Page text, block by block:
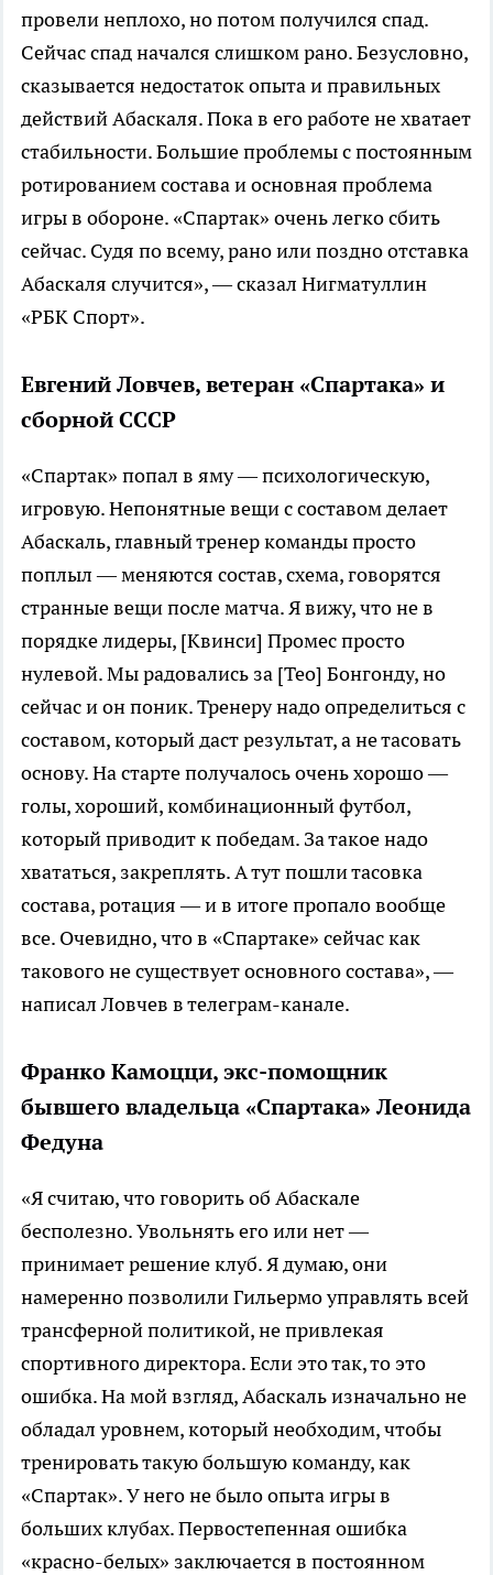
провели неплохо, но потом получился спад.
Сейчас спад начался слишком рано. Безусловно,
сказывается недостаток опыта и правильных
действий Абаскаля. Пока в его работе не хватает
стабильности. Большие проблемы с постоянным
ротированием состава и основная проблема
игры в обороне. «Спартак» очень легко сбить
сейчас. Судя по всему, рано или поздно отставка
Абаскаля случится», — сказал Нигматуллин
«РБК Спорт».
Евгений Ловчев, ветеран «Спартака» и
сборной СССР
«Спартак» попал в яму — психологическую,
игровую. Непонятные вещи с составом делает
Абаскаль, главный тренер команды просто
поплыл — меняются состав, схема, говорятся
странные вещи после матча. Я вижу, что не в
порядке лидеры, [Квинси] Промес просто
нулевой. Мы радовались за [Тео] Бонгонду, но
сейчас и он поник. Тренеру надо определиться с
составом, который даст результат, а не тасовать
основу. На старте получалось очень хорошо —
голы, хороший, комбинационный футбол,
который приводит к победам. За такое надо
хвататься, закреплять. А тут пошли тасовка
состава, ротация — и в итоге пропало вообще
все. Очевидно, что в «Спартаке» сейчас как
такового не существует основного состава», —
написал Ловчев в телеграм-канале.
Франко Камоцци, экс-помощник
бывшего владельца «Спартака» Леонида
Федуна
«Я считаю, что говорить об Абаскале
бесполезно. Увольнять его или нет —
принимает решение клуб. Я думаю, они
намеренно позволили Гильермо управлять всей
трансферной политикой, не привлекая
спортивного директора. Если это так, то это
ошибка. На мой взгляд, Абаскаль изначально не
обладал уровнем, который необходим, чтобы
тренировать такую большую команду, как
«Спартак». У него не было опыта игры в
больших клубах. Первостепенная ошибка
«красно-белых» заключается в постоянном